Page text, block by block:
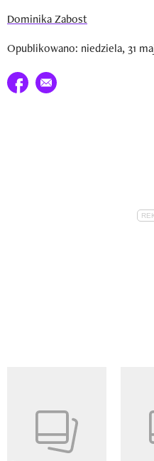
Dominika Zabost
Opublikowano: niedziela, 31
Udostępnij na facebook
E-mail do przyjaciela